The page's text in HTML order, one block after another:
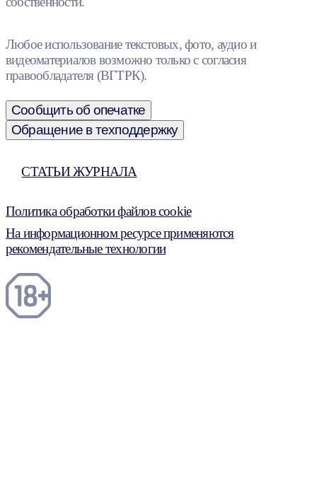
Любое использование текстовых, фото, аудио и
видеоматериалов возможно только с согласия
правообладателя (ВГТРК).
Сообщить об опечатке
Обращение в техподдержку
СТАТЬИ ЖУРНАЛА
Политика обработки файлов cookie
На информационном ресурсе применяются
рекомендательные технологии